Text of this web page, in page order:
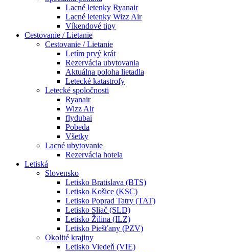
Lacné letenky Ryanair
Lacné letenky Wizz Air
Víkendové tipy
Cestovanie / Lietanie
Cestovanie / Lietanie
Letím prvý krát
Rezervácia ubytovania
Aktuálna poloha lietadla
Letecké katastrofy
Letecké spoločnosti
Ryanair
Wizz Air
flydubai
Pobeda
Všetky
Lacné ubytovanie
Rezervácia hotela
Letiská
Slovensko
Letisko Bratislava (BTS)
Letisko Košice (KSC)
Letisko Poprad Tatry (TAT)
Letisko Sliač (SLD)
Letisko Žilina (ILZ)
Letisko Piešťany (PZV)
Okolité krajiny
Letisko Viedeň (VIE)